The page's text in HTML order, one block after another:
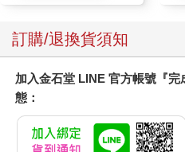
訂購/退換貨須知
加入金石堂 LINE 官方帳號『
態：